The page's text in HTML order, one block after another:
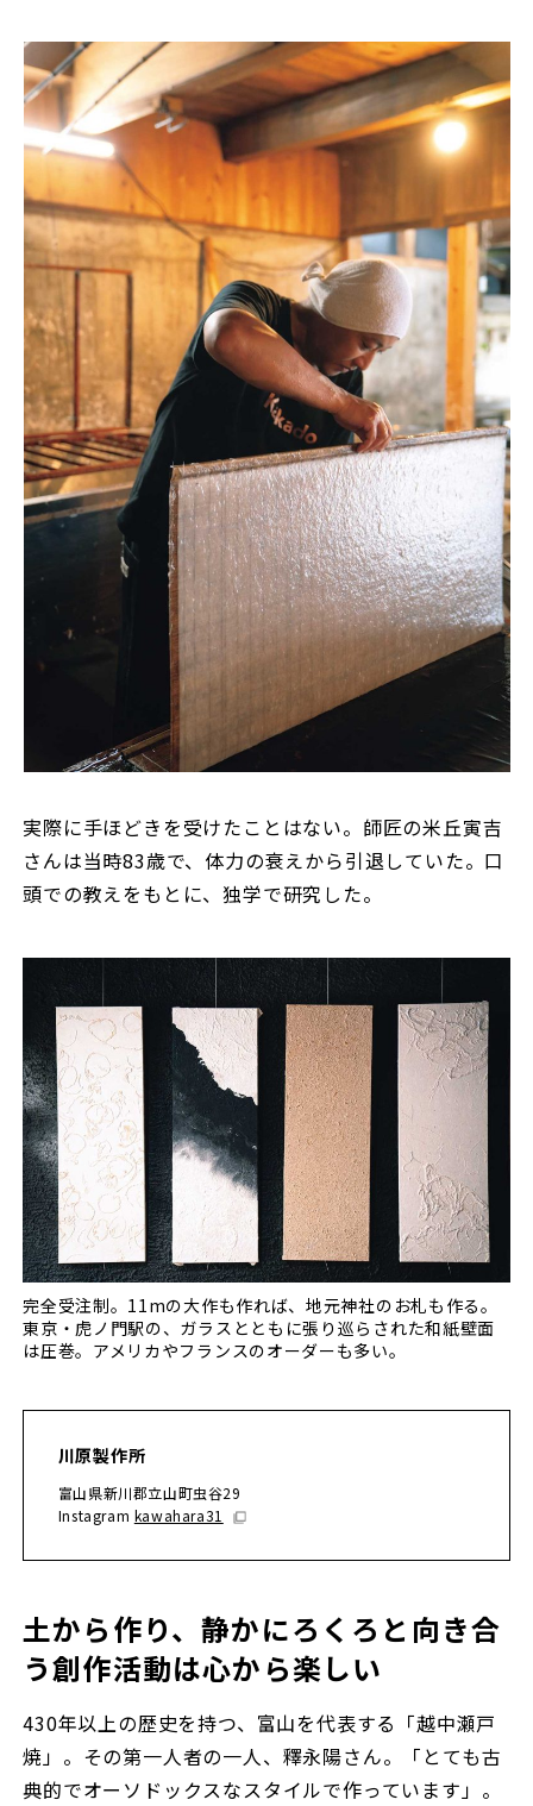
実際に手ほどきを受けたことはない。師匠の米丘寅吉
さんは当時83歳で、体力の衰えから引退していた。口
頭での教えをもとに、独学で研究した。
完全受注制。11mの大作も作れば、地元神社のお札も作る。
東京・虎ノ門駅の、ガラスとともに張り巡らされた和紙壁面
は圧巻。アメリカやフランスのオーダーも多い。
川原製作所
富山県新川郡立山町虫谷29
Instagram kawahara31
土から作り、静かにろくろと向き合
う創作活動は心から楽しい
430年以上の歴史を持つ、富山を代表する「越中瀬戸
焼」。その第一人者の一人、釋永陽さん。「とても古
典的でオーソドックスなスタイルで作っています」。